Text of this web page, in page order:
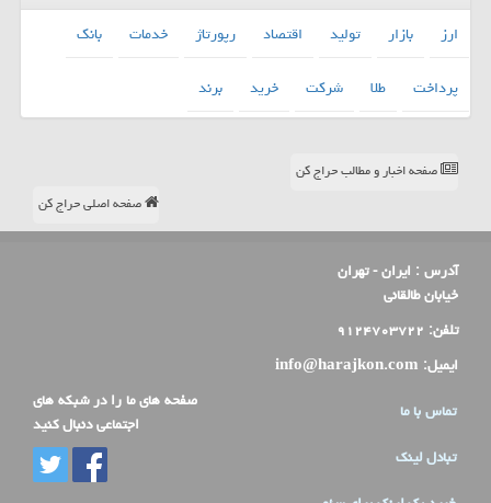
ارز بازار تولید اقتصاد رپورتاژ خدمات
بانك
پرداخت
طلا شركت خرید برند
صفحه اخبار و مطالب حراج کن
صفحه اصلی حراج کن
آدرس : ایران - تهران
خیابان طالقانی
تلفن: ۹۱۲۴۷۰۳۷۲۲
ایمیل: info@harajkon.com
تماس با ما
تبادل لینک
صفحه های ما را در شبکه های
اجتماعی دنبال کنید